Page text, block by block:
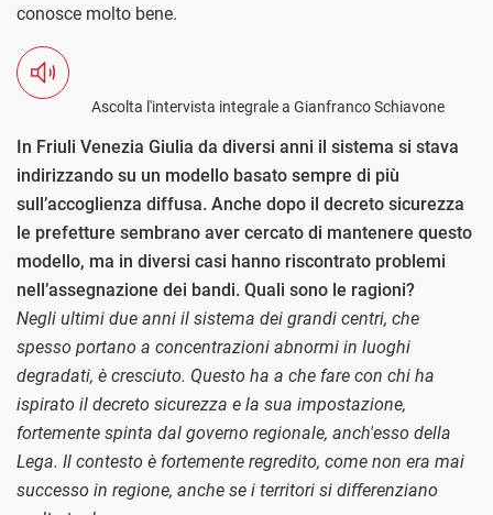
conosce molto bene.
Ascolta l'intervista integrale a Gianfranco Schiavone
In Friuli Venezia Giulia da diversi anni il sistema si stava
indirizzando su un modello basato sempre di più
sull’accoglienza diffusa. Anche dopo il decreto sicurezza
le prefetture sembrano aver cercato di mantenere questo
modello, ma in diversi casi hanno riscontrato problemi
nell’assegnazione dei bandi. Quali sono le ragioni?
Negli ultimi due anni il sistema dei grandi centri, che
spesso portano a concentrazioni abnormi in luoghi
degradati, è cresciuto. Questo ha a che fare con chi ha
ispirato il decreto sicurezza e la sua impostazione,
fortemente spinta dal governo regionale, anch'esso della
Lega. Il contesto è fortemente regredito, come non era mai
successo in regione, anche se i territori si differenziano